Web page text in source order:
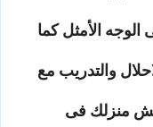
الوجه الأمثل كما
والتدريب مع
منزلك فى